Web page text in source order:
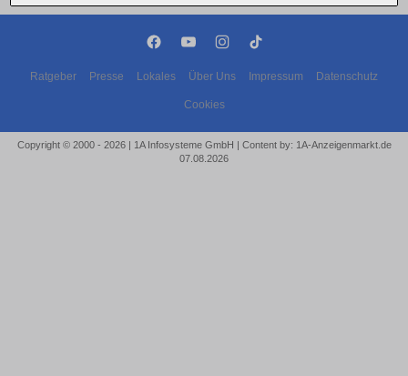
Ratgeber Presse Lokales Über Uns Impressum Datenschutz
Cookies
Copyright © 2000 - 2026 | 1A Infosysteme GmbH | Content by: 1A-Anzeigenmarkt.de
07.08.2026